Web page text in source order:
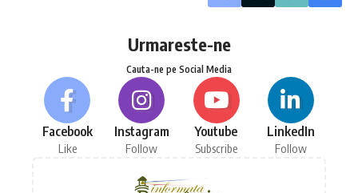
Urmareste-ne
Cauta-ne pe Social Media
Facebook
Like
Instagram
Follow
Youtube
Subscribe
LinkedIn
Follow